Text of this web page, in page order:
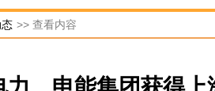
>> 查看内容